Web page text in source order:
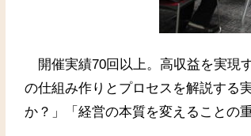
開催実績70回以上。高収益を実現
の仕組み作りとプロセスを解説する
か？」「経営の本質を変えることの